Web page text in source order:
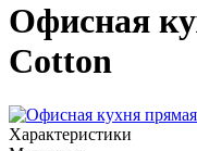
Офисная
Cotton
Характеристики